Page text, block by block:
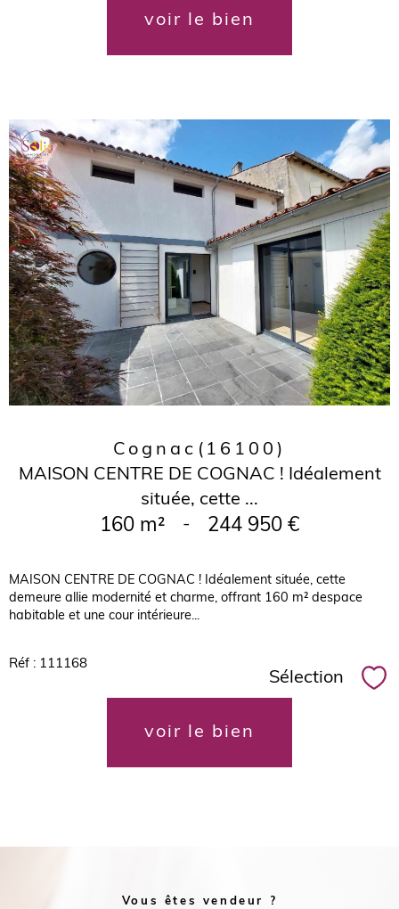
voir le bien
Cognac (16100)
MAISON CENTRE DE COGNAC ! Idéalement
située, cette ...
160 m² - 244 950 €
MAISON CENTRE DE COGNAC ! Idéalement située, cette
demeure allie modernité et charme, offrant 160 m² despace
habitable et une cour intérieure...
Réf : 111168
Sélection
voir le bien
Vous êtes vendeur ?